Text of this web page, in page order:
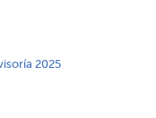
2025